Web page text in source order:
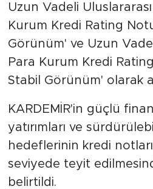
Uzun Vadeli
Kurum Kredi Rating
Görünüm' ve Uzun
Para Kurum Kredi
Stabil Görünüm' olarak
KARDEMİR'in güçlü
yatırımları ve
hedeflerinin kredi
seviyede teyit
belirtildi.